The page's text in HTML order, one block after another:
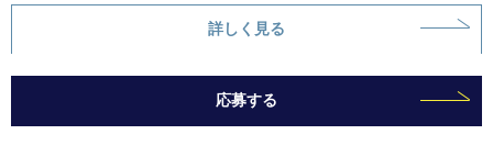
詳しく見る
応募する